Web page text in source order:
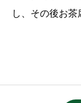
し、その後お茶